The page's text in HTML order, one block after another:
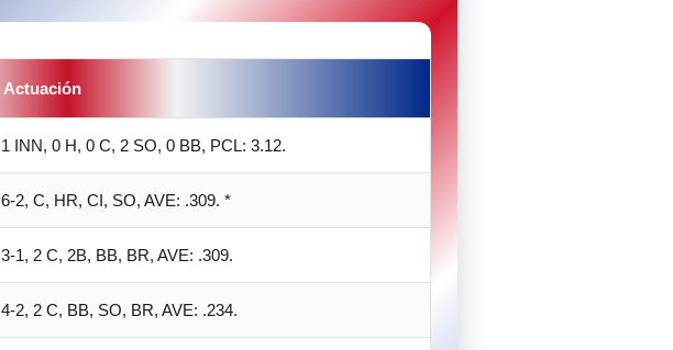
Actuación
1 INN, 0 H, 0 C, 2 SO, 0 BB, PCL: 3.12.
6-2, C, HR, CI, SO, AVE: .309. *
3-1, 2 C, 2B, BB, BR, AVE: .309.
4-2, 2 C, BB, SO, BR, AVE: .234.